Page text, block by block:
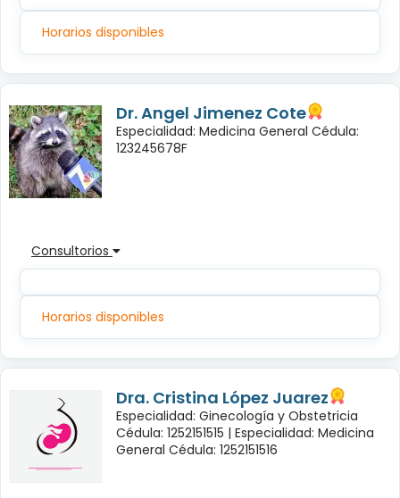
Horarios disponibles
Dr. Angel Jimenez Cote
Especialidad: Medicina General Cédula:
123245678F
Consultorios
Horarios disponibles
Dra. Cristina López Juarez
Especialidad: Ginecología y Obstetricia
Cédula: 1252151515 | Especialidad: Medicina
General Cédula: 1252151516